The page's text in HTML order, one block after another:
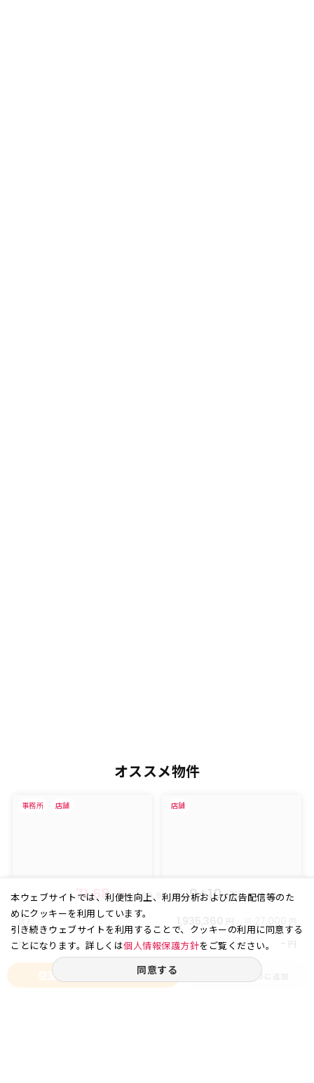
71.68 坪 (236.95㎡) 9+10 階
賃料 1,935,360 円
共益費 - 円
空室状況をお問い合わせ お気に入りに追加
オススメ物件
事務所 店舗 店舗
本ウェブサイトでは、利便性向上、利用分析および広告配信等のた
めにクッキーを利用しています。
引き続きウェブサイトを利用することで、クッキーの利用に同意する
ことになります。詳しくは個人情報保護方針をご覧ください。
同意する